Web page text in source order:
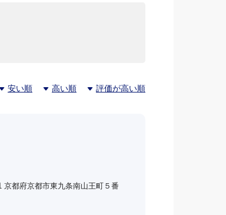
安い順 高い順 評価が高い順
京都府京都市東九条南山王町５番